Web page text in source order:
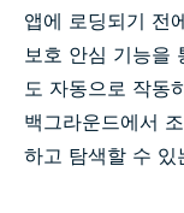
앱에 로딩되기 전
보호 안심 기능을
도 자동으로 작동
백그라운드에서
하고 탐색할 수 있